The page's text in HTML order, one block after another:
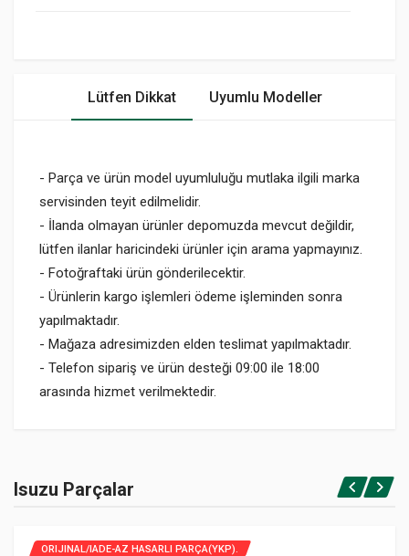
Lütfen Dikkat Uyumlu Modeller
- Parça ve ürün model uyumluluğu mutlaka ilgili marka
servisinden teyit edilmelidir.
- İlanda olmayan ürünler depomuzda mevcut değildir,
lütfen ilanlar haricindeki ürünler için arama yapmayınız.
- Fotoğraftaki ürün gönderilecektir.
- Ürünlerin kargo işlemleri ödeme işleminden sonra
yapılmaktadır.
- Mağaza adresimizden elden teslimat yapılmaktadır.
- Telefon sipariş ve ürün desteği 09:00 ile 18:00
arasında hizmet verilmektedir.
Isuzu Parçalar
ORIJINAL/IADE-AZ HASARLI PARÇA(YKP).